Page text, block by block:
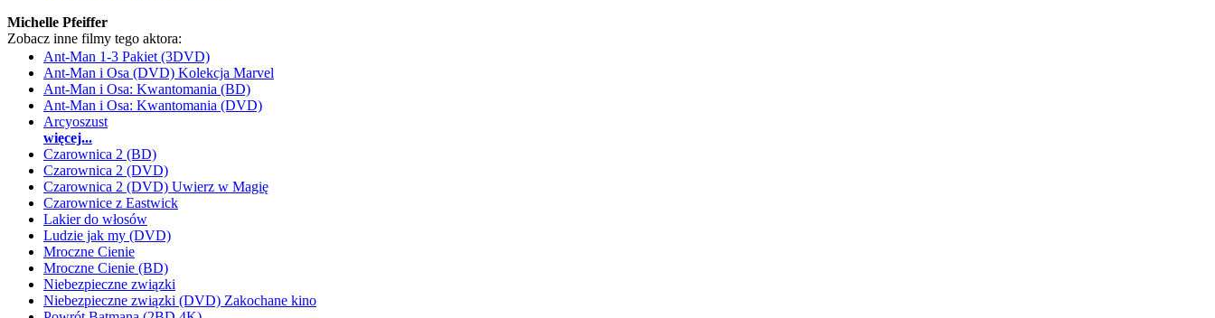
Michelle Pfeiffer
Zobacz inne filmy tego aktora:
Ant-Man 1-3 Pakiet (3DVD)
Ant-Man i Osa (DVD) Kolekcja Marvel
Ant-Man i Osa: Kwantomania (BD)
Ant-Man i Osa: Kwantomania (DVD)
Arcyoszust
więcej...
Czarownica 2 (BD)
Czarownica 2 (DVD)
Czarownica 2 (DVD) Uwierz w Magię
Czarownice z Eastwick
Lakier do włosów
Ludzie jak my (DVD)
Mroczne Cienie
Mroczne Cienie (BD)
Niebezpieczne związki
Niebezpieczne związki (DVD) Zakochane kino